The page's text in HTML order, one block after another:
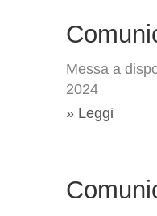
Messa a
2024
» Leggi